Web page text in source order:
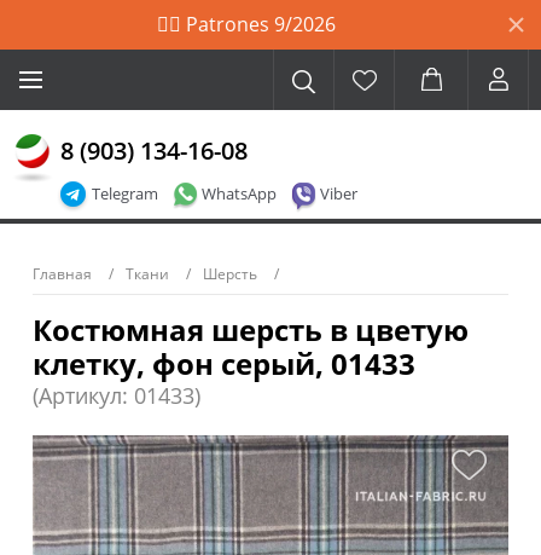
🙋‍♀️ Patrones 9/2026
Telegram WhatsApp Viber
8 (903) 134-16-08
Главная Ткани Шерсть
Костюмная шерсть в цветую
клетку, фон серый, 01433
(Артикул: 01433)